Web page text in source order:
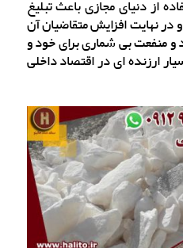
از دنیای مجازی باعث تبلیغ
نهایت افزایش متقاضیان آن
منفعت بی شماری برای خود و
ارزنده ای در اقتصاد داخلی